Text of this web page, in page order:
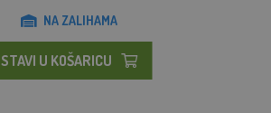
NA ZALIHAMA
STAVI U KOŠARICU